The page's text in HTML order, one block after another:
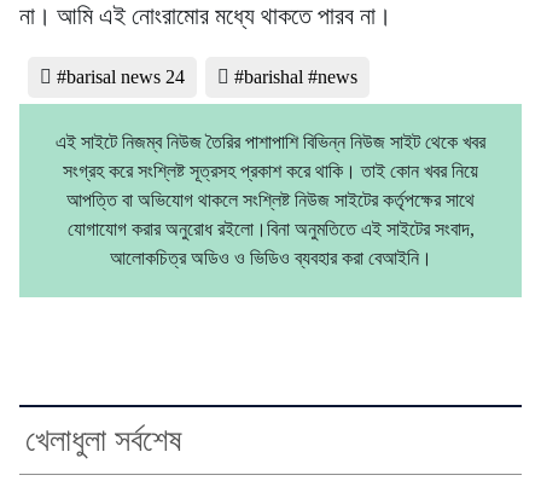
না। আমি এই নোংরামোর মধ্যে থাকতে পারব না।
#barisal news 24 #barishal #news
এই সাইটে নিজম্ব নিউজ তৈরির পাশাপাশি বিভিন্ন নিউজ সাইট থেকে খবর
সংগ্রহ করে সংশ্লিষ্ট সূত্রসহ প্রকাশ করে থাকি। তাই কোন খবর নিয়ে
আপত্তি বা অভিযোগ থাকলে সংশ্লিষ্ট নিউজ সাইটের কর্তৃপক্ষের সাথে
যোগাযোগ করার অনুরোধ রইলো।বিনা অনুমতিতে এই সাইটের সংবাদ,
আলোকচিত্র অডিও ও ভিডিও ব্যবহার করা বেআইনি।
খেলাধুলা সর্বশেষ